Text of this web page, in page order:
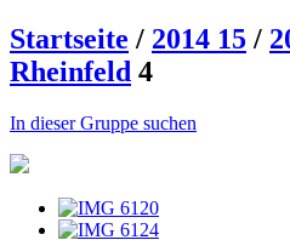
Startseite / 2014 15 /
Rheinfeld 4
In dieser Gruppe suchen